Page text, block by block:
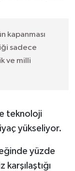
kapanması
sadece
ve milli
teknoloji
yükseliyor.
yüzde